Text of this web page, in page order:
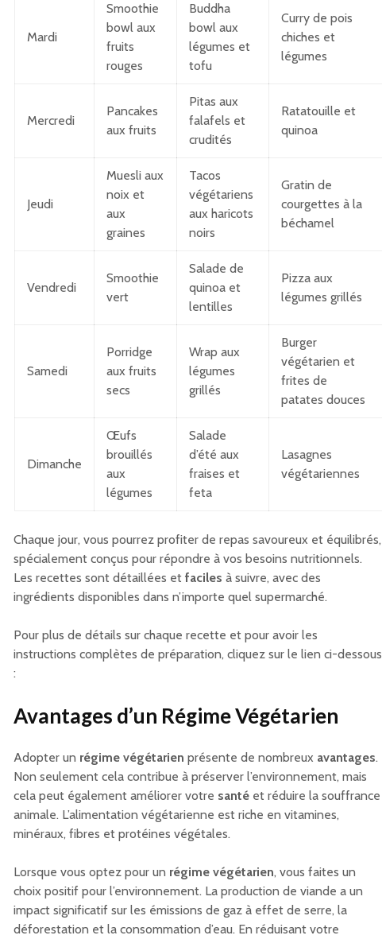
Mardi
Smoothie
bowl aux
fruits
rouges
Buddha
bowl aux
légumes et
tofu
Curry de pois
chiches et
légumes
Mercredi
Pancakes
aux fruits
Pitas aux
falafels et
crudités
Ratatouille et
quinoa
Jeudi
Muesli aux
noix et
aux
graines
Tacos
végétariens
aux haricots
noirs
Gratin de
courgettes à la
béchamel
Vendredi
Smoothie
vert
Salade de
quinoa et
lentilles
Pizza aux
légumes grillés
Samedi
Porridge
aux fruits
secs
Wrap aux
légumes
grillés
Burger
végétarien et
frites de
patates douces
Dimanche
Œufs
brouillés
aux
légumes
Salade
d’été aux
fraises et
feta
Lasagnes
végétariennes
Chaque jour, vous pourrez profiter de repas savoureux et équilibrés,
spécialement conçus pour répondre à vos besoins nutritionnels.
Les recettes sont détaillées etfaciles à suivre, avec des
ingrédients disponibles dans n’importe quel supermarché.
Pour plus de détails sur chaque recette et pour avoir les
instructions complètes de préparation, cliquez sur le lien ci-dessous
:
Avantages d’un Régime Végétarien
Adopter un régime végétarien présente de nombreux avantages.
Non seulement cela contribue à préserver l’environnement, mais
cela peut également améliorer votre santé et réduire la souffrance
animale. L’alimentation végétarienne est riche en vitamines,
minéraux, fibres et protéines végétales.
Lorsque vous optez pour un régime végétarien, vous faites un
choix positif pour l’environnement. La production de viande a un
impact significatif sur les émissions de gaz à effet de serre, la
déforestation et la consommation d’eau. En réduisant votre